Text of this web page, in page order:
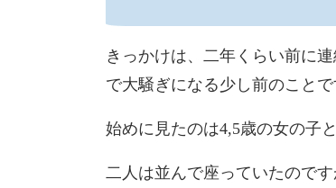
きっかけは、二年くらい前に
で大騒ぎになる少し前のことで
始めに見たのは4,5歳の女の子
二人は並んで座っていたので